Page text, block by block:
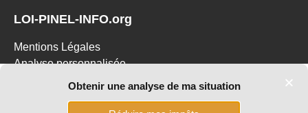
LOI-PINEL-INFO.org
Mentions Légales
Analyse personnalisée
Etre rappelé(e)
Obtenir une analyse de ma situation